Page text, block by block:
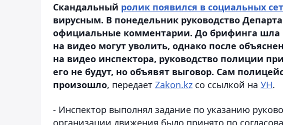
Скандальный ролик появился в социальных
вирусным. В понедельник руководство
официальные комментарии. До брифинга шла
на видео могут уволить, однако после
на видео инспектора, руководство полиции
его не будут, но объявят выговор. Сам
произошло, передает Zakon.kz со ссылкой на УН.
- Инспектор выполнял задание по указанию
организации движения было принято по